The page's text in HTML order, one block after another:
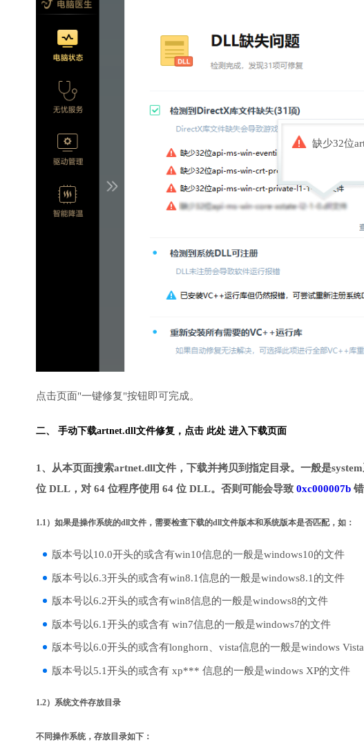
缺少32位
点击页面"一键修复"按钮即可完成。
二、 手动下载artnet.dll文件修复， 点击 此处 进入下载页面
1、从本页面搜索artnet.dll文件，下载并拷贝到指定目录。一般是
位 DLL，对 64 位程序使用 64 位 DLL。否则可能会导致 0xc000007b 错
1.1）如果是操作系统的dll文件，需要检查下载的dll文件版本和系统版本是否匹配，如：
版本号以10.0开头的或含有win10信息的一般是windows10的文件
版本号以6.3开头的或含有win8.1信息的一般是windows8.1的文件
版本号以6.2开头的或含有win8信息的一般是windows8的文件
版本号以6.1开头的或含有 win7信息的一般是windows7的文件
版本号以6.0开头的或含有longhorn、vista信息的一般是windows
版本号以5.1开头的或含有 xp*** 信息的一般是windows XP的文件
1.2）系统文件存放目录
不同操作系统，存放目录如下：